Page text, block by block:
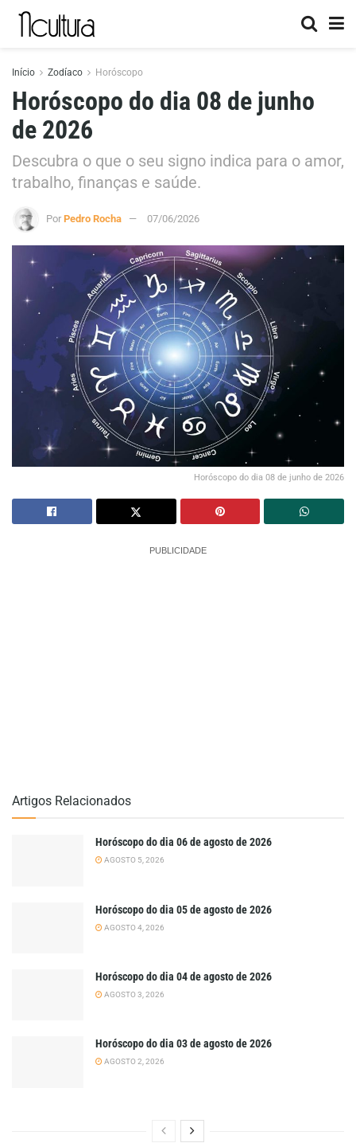
Início Zodíaco Horóscopo
Horóscopo do dia 08 de junho
de 2026
Descubra o que o seu signo indica para o amor,
trabalho, finanças e saúde.
Por Pedro Rocha 07/06/2026
Horóscopo do dia 08 de junho de 2026
PUBLICIDADE
Artigos Relacionados
Horóscopo do dia 06 de agosto de 2026
AGOSTO 5, 2026
Horóscopo do dia 05 de agosto de 2026
AGOSTO 4, 2026
Horóscopo do dia 04 de agosto de 2026
AGOSTO 3, 2026
Horóscopo do dia 03 de agosto de 2026
AGOSTO 2, 2026